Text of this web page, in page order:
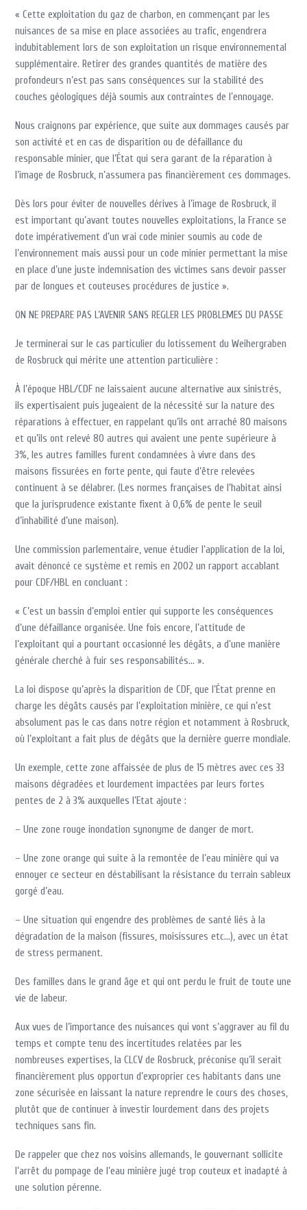
« Cette exploitation du gaz de charbon, en commençant par les
nuisances de sa mise en place associées au trafic, engendrera
indubitablement lors de son exploitation un risque environnemental
supplémentaire. Retirer des grandes quantités de matière des
profondeurs n’est pas sans conséquences sur la stabilité des
couches géologiques déjà soumis aux contraintes de l’ennoyage.
Nous craignons par expérience, que suite aux dommages causés par
son activité et en cas de disparition ou de défaillance du
responsable minier, que l’État qui sera garant de la réparation à
l’image de Rosbruck, n’assumera pas financièrement ces dommages.
Dès lors pour éviter de nouvelles dérives à l’image de Rosbruck, il
est important qu’avant toutes nouvelles exploitations, la France se
dote impérativement d’un vrai code minier soumis au code de
l’environnement mais aussi pour un code minier permettant la mise
en place d’une juste indemnisation des victimes sans devoir passer
par de longues et couteuses procédures de justice ».
ON NE PREPARE PAS L’AVENIR SANS REGLER LES PROBLEMES DU PASSE
Je terminerai sur le cas particulier du lotissement du Weihergraben
de Rosbruck qui mérite une attention particulière :
À l’époque HBL/CDF ne laissaient aucune alternative aux sinistrés,
ils expertisaient puis jugeaient de la nécessité sur la nature des
réparations à effectuer, en rappelant qu’ils ont arraché 80 maisons
et qu’ils ont relevé 80 autres qui avaient une pente supérieure à
3%, les autres familles furent condamnées à vivre dans des
maisons fissurées en forte pente, qui faute d’être relevées
continuent à se délabrer. (Les normes françaises de l’habitat ainsi
que la jurisprudence existante fixent à 0,6% de pente le seuil
d’inhabilité d’une maison).
Une commission parlementaire, venue étudier l’application de la loi,
avait dénoncé ce système et remis en 2002 un rapport accablant
pour CDF/HBL en concluant :
« C’est un bassin d’emploi entier qui supporte les conséquences
d’une défaillance organisée. Une fois encore, l’attitude de
l’exploitant qui a pourtant occasionné les dégâts, a d’une manière
générale cherché à fuir ses responsabilités… ».
La loi dispose qu’après la disparition de CDF, que l’État prenne en
charge les dégâts causés par l’exploitation minière, ce qui n’est
absolument pas le cas dans notre région et notamment à Rosbruck,
où l’exploitant a fait plus de dégâts que la dernière guerre mondiale.
Un exemple, cette zone affaissée de plus de 15 mètres avec ces 33
maisons dégradées et lourdement impactées par leurs fortes
pentes de 2 à 3% auxquelles l’Etat ajoute :
– Une zone rouge inondation synonyme de danger de mort.
– Une zone orange qui suite à la remontée de l’eau minière qui va
ennoyer ce secteur en déstabilisant la résistance du terrain sableux
gorgé d’eau.
– Une situation qui engendre des problèmes de santé liés à la
dégradation de la maison (fissures, moisissures etc…), avec un état
de stress permanent.
Des familles dans le grand âge et qui ont perdu le fruit de toute une
vie de labeur.
Aux vues de l’importance des nuisances qui vont s’aggraver au fil du
temps et compte tenu des incertitudes relatées par les
nombreuses expertises, la CLCV de Rosbruck, préconise qu’il serait
financièrement plus opportun d’exproprier ces habitants dans une
zone sécurisée en laissant la nature reprendre le cours des choses,
plutôt que de continuer à investir lourdement dans des projets
techniques sans fin.
De rappeler que chez nos voisins allemands, le gouvernant sollicite
l’arrêt du pompage de l’eau minière jugé trop couteux et inadapté à
une solution pérenne.